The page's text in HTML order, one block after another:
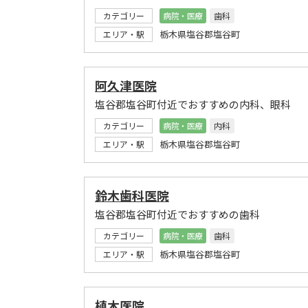
カテゴリー 病院・医療
歯科
エリア・駅
栃木県塩谷郡塩谷町
阿久津医院
塩谷郡塩谷町付近でおすすめの内科、眼科
カテゴリー 病院・医療
内科
エリア・駅
栃木県塩谷郡塩谷町
鈴木歯科医院
塩谷郡塩谷町付近でおすすめの歯科
カテゴリー 病院・医療
歯科
エリア・駅
栃木県塩谷郡塩谷町